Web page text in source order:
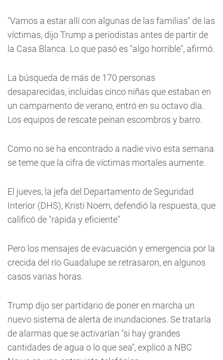
"Vamos a estar allí con algunas de las familias" de las
víctimas, dijo Trump a periodistas antes de partir de
la Casa Blanca. Lo que pasó es "algo horrible", afirmó.
La búsqueda de más de 170 personas
desaparecidas, incluidas cinco niñas que estaban en
un campamento de verano, entró en su octavo día.
Los equipos de rescate peinan escombros y barro.
Como no se ha encontrado a nadie vivo esta semana
se teme que la cifra de víctimas mortales aumente.
El jueves, la jefa del Departamento de Seguridad
Interior (DHS), Kristi Noem, defendió la respuesta, que
calificó de "rápida y eficiente"
Pero los mensajes de evacuación y emergencia por la
crecida del río Guadalupe se retrasaron, en algunos
casos varias horas.
Trump dijo ser partidario de poner en marcha un
nuevo sistema de alerta de inundaciones. Se trataría
de alarmas que se activarían "si hay grandes
cantidades de agua o lo que sea", explicó a NBC